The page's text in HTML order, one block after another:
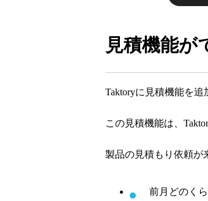
見積機能が
Taktoryに見積機能を追
この見積機能は、
製品の見積もり依頼が
前月どのくら